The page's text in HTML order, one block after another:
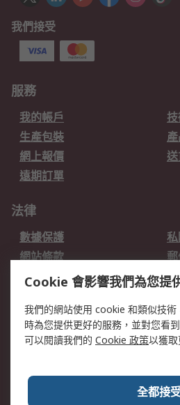
我們接受
服務
我的帳戶
生產包裝
網上報價
遠期訂單
法律
數據保護
網站條款
销售条款和条件
關於RS
RS的歷史
關
加入我們
Cookie 會影響我們為您提
我們的網站使用 cookie 和類似技
時為您提供更好的服務，並對您看
可以閱讀我們的 Cookie 政策以獲取
全都接